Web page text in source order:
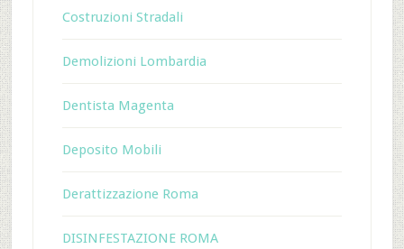
Costruzioni Stradali
Demolizioni Lombardia
Dentista Magenta
Deposito Mobili
Derattizzazione Roma
DISINFESTAZIONE ROMA